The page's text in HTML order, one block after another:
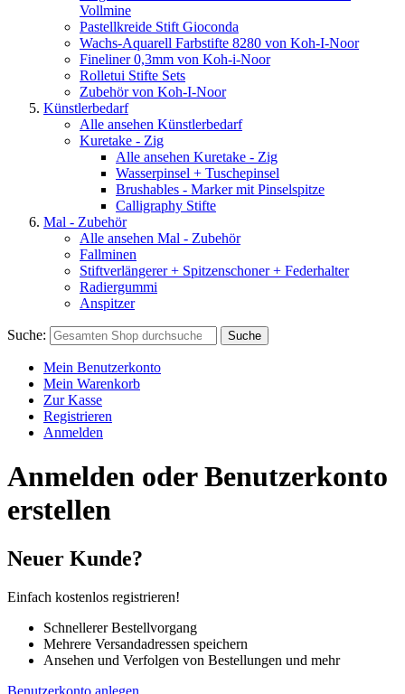
Vollmine
Pastellkreide Stift Gioconda
Wachs-Aquarell Farbstifte 8280 von Koh-I-Noor
Fineliner 0,3mm von Koh-i-Noor
Rolletui Stifte Sets
Zubehör von Koh-I-Noor
Künstlerbedarf
Alle ansehen Künstlerbedarf
Kuretake - Zig
Alle ansehen Kuretake - Zig
Wasserpinsel + Tuschepinsel
Brushables - Marker mit Pinselspitze
Calligraphy Stifte
Mal - Zubehör
Alle ansehen Mal - Zubehör
Fallminen
Stiftverlängerer + Spitzenschoner + Federhalter
Radiergummi
Anspitzer
Suche: Suche
Mein Benutzerkonto
Mein Warenkorb
Zur Kasse
Registrieren
Anmelden
Anmelden oder Benutzerkonto
erstellen
Neuer Kunde?
Einfach kostenlos registrieren!
Schnellerer Bestellvorgang
Mehrere Versandadressen speichern
Ansehen und Verfolgen von Bestellungen und mehr
Benutzerkonto anlegen